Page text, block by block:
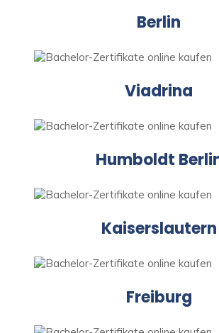
Berlin
Viadrina
Humboldt
Kaiserslautern
Freiburg